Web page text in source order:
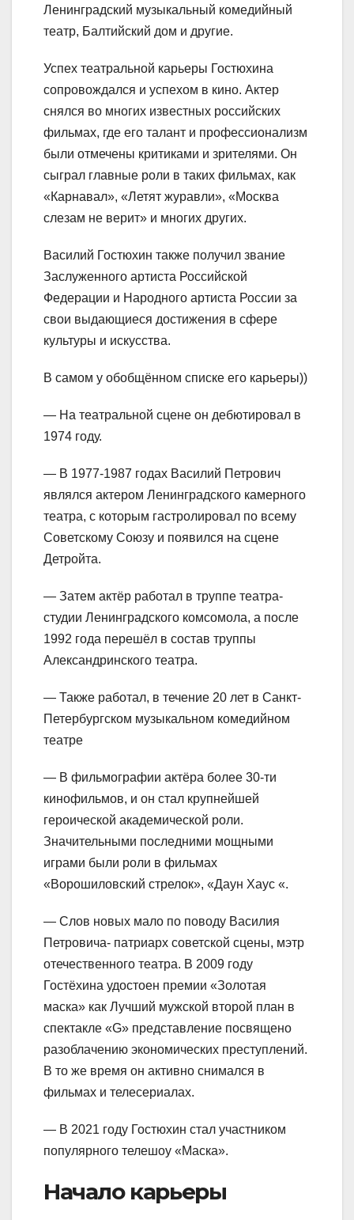
Ленинградский музыкальный комедийный
театр, Балтийский дом и другие.
Успех театральной карьеры Гостюхина
сопровождался и успехом в кино. Актер
снялся во многих известных российских
фильмах, где его талант и профессионализм
были отмечены критиками и зрителями. Он
сыграл главные роли в таких фильмах, как
«Карнавал», «Летят журавли», «Москва
слезам не верит» и многих других.
Василий Гостюхин также получил звание
Заслуженного артиста Российской
Федерации и Народного артиста России за
свои выдающиеся достижения в сфере
культуры и искусства.
В самом у обобщённом списке его карьеры))
— На театральной сцене он дебютировал в
1974 году.
— В 1977-1987 годах Василий Петрович
являлся актером Ленинградского камерного
театра, с которым гастролировал по всему
Советскому Союзу и появился на сцене
Детройта.
— Затем актёр работал в труппе театра-
студии Ленинградского комсомола, а после
1992 года перешёл в состав труппы
Александринского театра.
— Также работал, в течение 20 лет в Санкт-
Петербургском музыкальном комедийном
театре
— В фильмографии актёра более 30-ти
кинофильмов, и он стал крупнейшей
героической академической роли.
Значительными последними мощными
играми были роли в фильмах
«Ворошиловский стрелок», «Даун Хаус «.
— Слов новых мало по поводу Василия
Петровича- патриарх советской сцены, мэтр
отечественного театра. В 2009 году
Гостёхина удостоен премии «Золотая
маска» как Лучший мужской второй план в
спектакле «G» представление посвящено
разоблачению экономических преступлений.
В то же время он активно снимался в
фильмах и телесериалах.
— В 2021 году Гостюхин стал участником
популярного телешоу «Маска».
Начало карьеры